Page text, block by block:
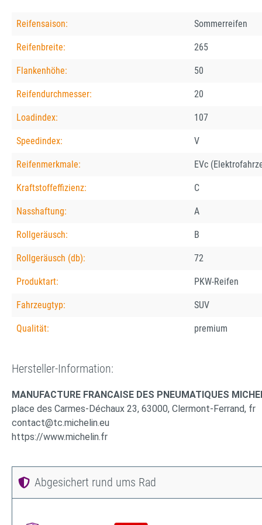
Reifensaison: Sommerreifen
Reifenbreite: 265
Flankenhöhe: 50
Reifendurchmesser: 20
Loadindex: 107
Speedindex: V
Reifenmerkmale: EVc
Kraftstoffeffizienz: C
Nasshaftung: A
Rollgeräusch: B
Rollgeräusch (db): 72
Produktart: PKW-Reifen
Fahrzeugtyp: SUV
Qualität: premium
Hersteller-Information:
MANUFACTURE FRANCAISE DES PNEUMATIQUES
place des Carmes-Déchaux 23, 63000, Clermont-Ferrand, fr
contact@tc.michelin.eu
https://www.michelin.fr
Abgesichert rund ums Rad